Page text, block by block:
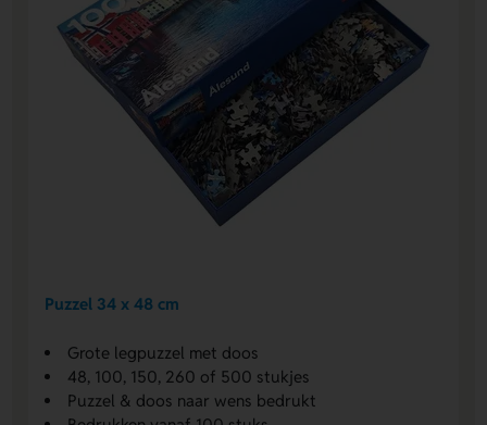
Puzzel 34 x 48 cm
Grote legpuzzel met doos
48, 100, 150, 260 of 500 stukjes
Puzzel & doos naar wens bedrukt